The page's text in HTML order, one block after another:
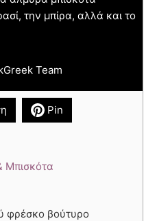
την μπίρα, αλλά και το
Team
Pin
Μπισκότα
φρέσκο βούτυρο